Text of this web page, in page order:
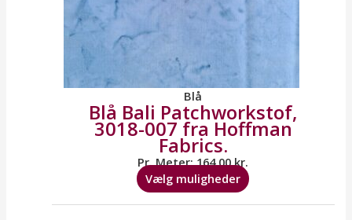
Blå
Blå Bali Patchworkstof,
3018-007 fra Hoffman
Fabrics.
Pr. Meter:164,00kr.
Vælg muligheder